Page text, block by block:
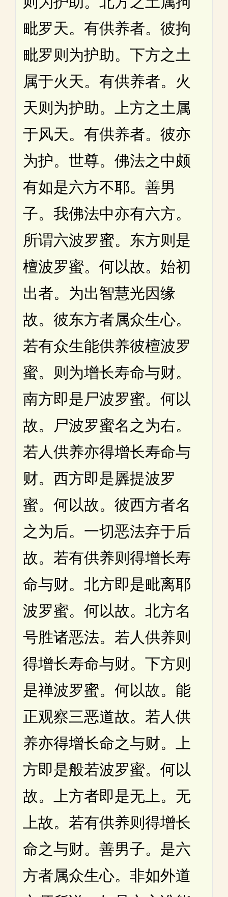
毗罗天。有供养者。彼拘
毗罗则为护助。下方之土
属于火天。有供养者。火
天则为护助。上方之土属
于风天。有供养者。彼亦
为护。世尊。佛法之中颇
有如是六方不耶。善男
子。我佛法中亦有六方。
所谓六波罗蜜。东方则是
檀波罗蜜。何以故。始初
出者。为出智慧光因缘
故。彼东方者属众生心。
若有众生能供养彼檀波罗
蜜。则为增长寿命与财。
南方即是尸波罗蜜。何以
故。尸波罗蜜名之为右。
若人供养亦得增长寿命与
财。西方即是羼提波罗
蜜。何以故。彼西方者名
之为后。一切恶法弃于后
故。若有供养则得增长寿
命与财。北方即是毗离耶
波罗蜜。何以故。北方名
号胜诸恶法。若人供养则
得增长寿命与财。下方则
是禅波罗蜜。何以故。能
正观察三恶道故。若人供
养亦得增长命之与财。上
方即是般若波罗蜜。何以
故。上方者即是无上。无
上故。若有供养则得增长
命之与财。善男子。是六
方者属众生心。非如外道